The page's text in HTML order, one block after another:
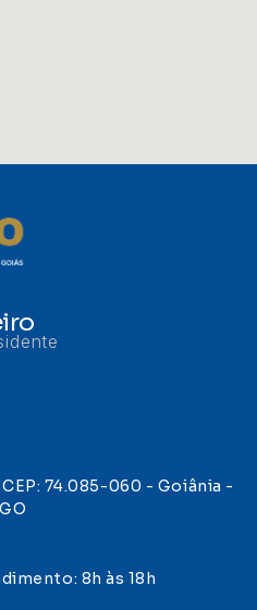
CEP: 74.085-060 - Goiânia -
GO
8h às 18h